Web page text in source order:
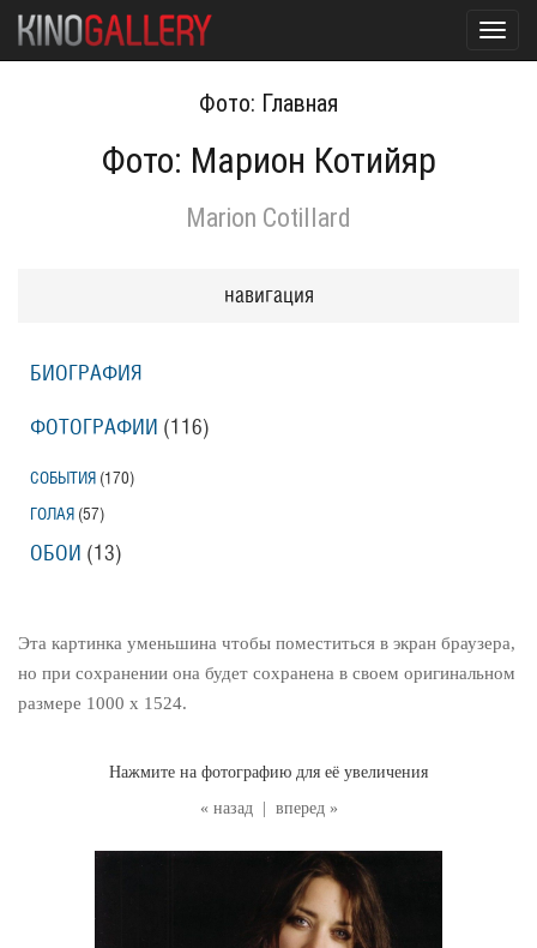
Фото: Главная
Фото: Марион Котийяр
Marion Cotillard
« назад вперед »
Нажмите на фотографию для её увеличения
Эта картинка уменьшина чтобы поместиться в экран браузера,
но при сохранении она будет сохранена в своем оригинальном
размере 1000 x 1524.
навигация
БИОГРАФИЯ
ФОТОГРАФИИ (116)
СОБЫТИЯ (170)
ГОЛАЯ (57)
ОБОИ (13)